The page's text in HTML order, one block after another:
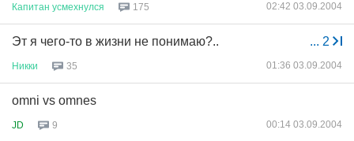
Капитан усмехнулся 175 02:42 03.09.2004
... 2
Эт я чего-то в жизни не понимаю?..
Никки 35 01:36 03.09.2004
omni vs omnes
JD 9 00:14 03.09.2004